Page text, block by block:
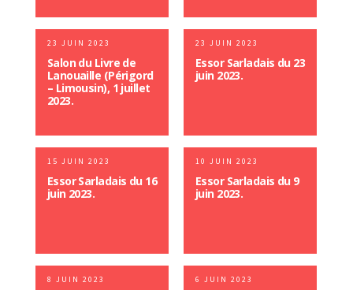
23 JUIN 2023
Salon du Livre de
Lanouaille (Périgord
– Limousin), 1 juillet
2023.
23 JUIN 2023
Essor Sarladais du 23
juin 2023.
15 JUIN 2023
Essor Sarladais du 16
juin 2023.
10 JUIN 2023
Essor Sarladais du 9
juin 2023.
8 JUIN 2023 6 JUIN 2023